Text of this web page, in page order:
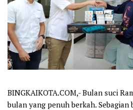
BINGKAIKOTA.COM,- Bulan suci
bulan yang penuh berkah. Sebagian